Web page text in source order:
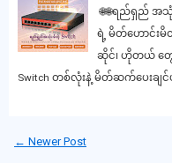
🌐🌐ရည်ရှည် အသုံး
ရဲ့ မိတ်ဟောင်းမိတ်
ဆိုင်၊ ဟိုတယ် တွ
Switch တစ်လုံးနဲ့ မိတ်ဆက်ပေးချင်
← Newer Post